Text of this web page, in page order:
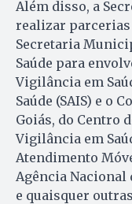
Além disso, a
realizar parcerias
Secretaria
Saúde para
Vigilância em
Saúde (SAIS) e o
Goiás, do Centro
Vigilância em
Atendimento
Agência Nacional
e quaisquer